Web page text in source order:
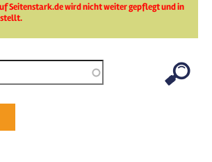
Seitenstark.de wird nicht weiter gepflegt und in